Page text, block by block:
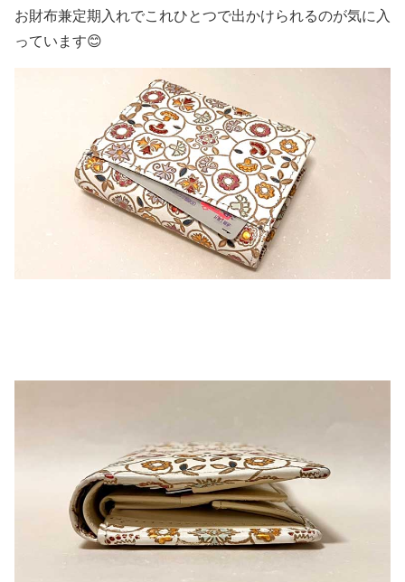
お財布兼定期入れでこれひとつで出かけられるのが気に入
っています😊